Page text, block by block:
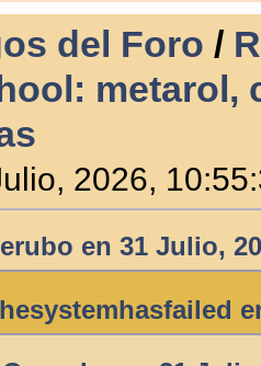
del Foro /
metarol,
2026,
en 31 Julio,